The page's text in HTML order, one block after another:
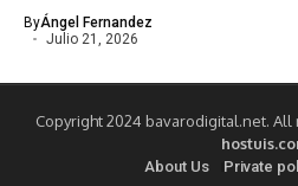
ByÁngel Fernandez
Julio 21, 2026
Copyright 2024 bavarodigital.net.
About Us Private